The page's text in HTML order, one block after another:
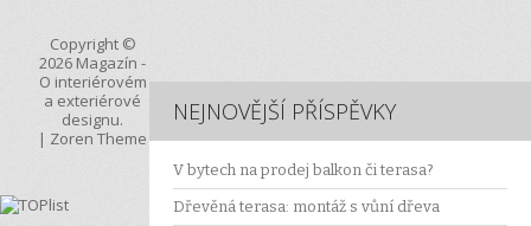
NEJNOVĚJŠÍ PŘÍSPĚVKY
V bytech na prodej balkon či terasa?
Dřevěná terasa: montáž s vůní dřeva
Copyright ©
2026 Magazín -
O interiérovém
a exteriérové
designu.
| Zoren Theme